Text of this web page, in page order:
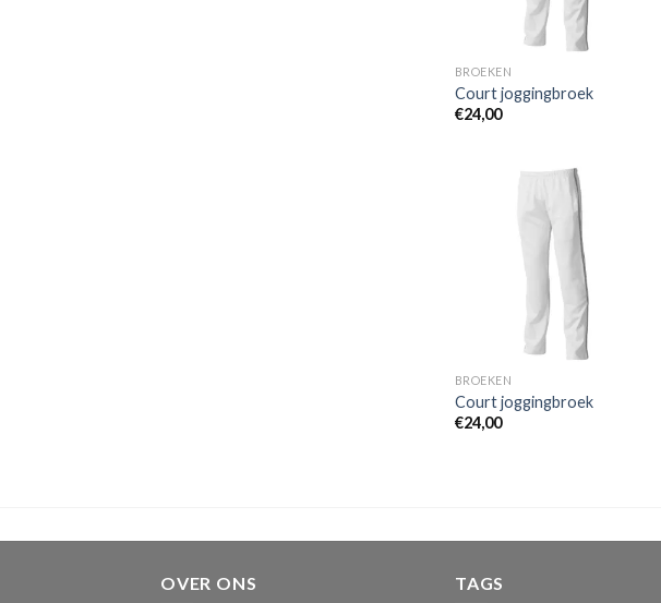
BROEKEN
Court joggingbroek
€24,00
Toevoegen
wenslijst
BROEKEN
Court joggingbroek
€24,00
OVER ONS TAGS